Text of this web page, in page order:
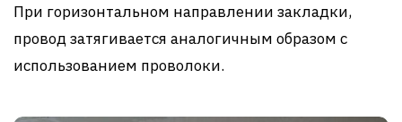
При горизонтальном направлении закладки,
провод затягивается аналогичным образом с
использованием проволоки.